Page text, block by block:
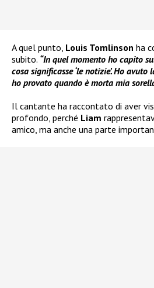
A quel punto, Louis Tomlinson ha
subito. “In quel momento ho capito
cosa significasse ‘le notizie’. Ho avuto
ho provato quando è morta mia
Il cantante ha raccontato di aver
profondo, perché Liam
amico, ma anche una parte